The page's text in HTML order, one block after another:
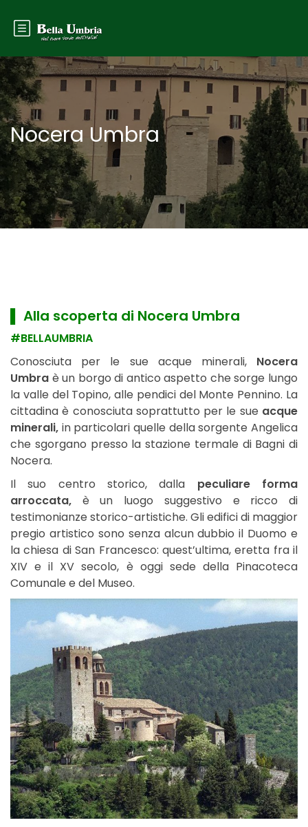
Nocera Umbra
▌ Alla scoperta di Nocera Umbra
#BELLAUMBRIA
Conosciuta per le sue acque minerali, Nocera
Umbra è un borgo di antico aspetto che sorge lungo
la valle del Topino, alle pendici del Monte Pennino. La
cittadina è conosciuta soprattutto per le sue acque
minerali, in particolari quelle della sorgente Angelica
che sgorgano presso la stazione termale di Bagni di
Nocera.
Il suo centro storico, dalla peculiare forma
arroccata, è un luogo suggestivo e ricco di
testimonianze storico-artistiche. Gli edifici di maggior
pregio artistico sono senza alcun dubbio il Duomo e
la chiesa di San Francesco: quest’ultima, eretta fra il
XIV e il XV secolo, è oggi sede della Pinacoteca
Comunale e del Museo.